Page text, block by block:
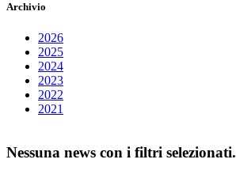
Archivio
2026
2025
2024
2023
2022
2021
Nessuna news con i filtri selezionati.